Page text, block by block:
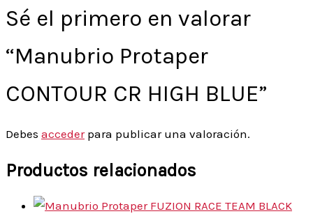
Sé el primero en valorar
“Manubrio Protaper
CONTOUR CR HIGH BLUE”
Debes accederpara publicar una valoración.
Productos relacionados